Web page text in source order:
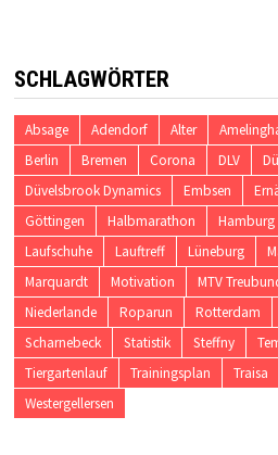
SCHLAGWÖRTER
Absage Adendorf Alter
Berlin
Bremen Corona DLV
Düvelsbrook Dynamics
Embsen
Göttingen
Halbmarathon Hamburg
Laufschuhe
Lauftreff Lüneburg
Marquardt
Motivation MTV
Niederlande
Roparun Rotterdam
Scharnebeck
Statistik Steffny
Tiergartenlauf
Trainingsplan Traisa
Westergellersen